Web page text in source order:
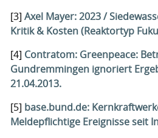
[3] Axel Mayer: 2023 /
Kritik & Kosten (Reaktortyp
[4] Contratom: Greenpeace:
Gundremmingen ignoriert
21.04.2013.
[5] base.bund.de:
Meldepflichtige Ereignisse seit